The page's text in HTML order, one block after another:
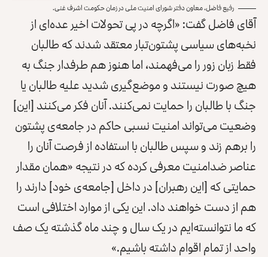
رفیع فاضل، معاون دفتر شورای امنیت ملی در زمان حکومت اشرف غنی.
آقای فاضل گفت: «اگرچه در پی تحولات اخیر عده‌ای از
نخبه‌های سیاسی پشتون‌تبار معتقد شدند که طالبان
فقط زبان زور را می‌فهمند، اما هنوز هم طرفدار جنگ به
هیچ صورت نیستند و موضع‌گیری شدید علیه طالبان یا
جنگ با طالبان را حمایت نمی‌کنند. آنان فکر می‌کنند [این]
وضعیت می‌تواند امنیت نسبی حاکم در جامعه‌ی پشتون
را برهم زند و سپس طالبان با استفاده از فرصت آنان را
عناصر ضدامنیت معرفی کرده که در نتیجه «همان مقدار
حمایتی که [این رهبران] در داخل [جامعه‌ی خود] دارند را
هم از دست خواهند داد. این یکی از موارد اختلافی است
که ما نتوانسته‌ایم در یک سال و چند ماه گذشته یک صف
واحد از تمام اقوام داشته باشیم.»